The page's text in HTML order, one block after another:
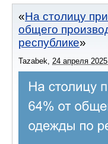
На столицу
общего
республике
Tazabek 24 апреля 2025